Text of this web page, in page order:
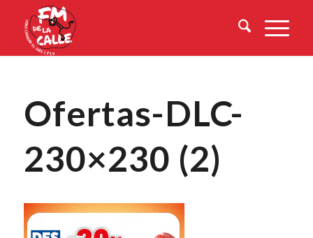
Ofertas-DLC-
230×230 (2)